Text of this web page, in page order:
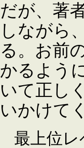
だが、著
しながら
る。お前
かるよう
いて正し
いかけて
最上位